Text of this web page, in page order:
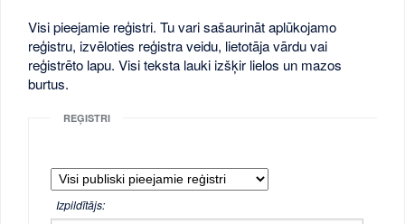
Visi pieejamie reģistri. Tu vari sašaurināt aplūkojamo
reģistru, izvēloties reģistra veidu, lietotāja vārdu vai
reģistrēto lapu. Visi teksta lauki izšķir lielos un mazos
burtus.
REĢISTRI
Izpildītājs: